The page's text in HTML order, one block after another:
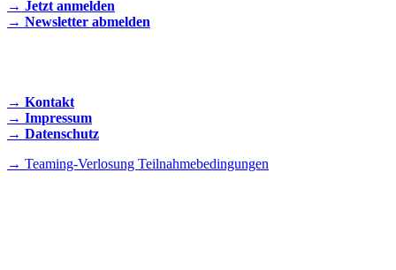
→ Jetzt anmelden
→ Newsletter abmelden
→ Kontakt
→ Impressum
→ Datenschutz
→ Teaming-Verlosung Teilnahmebedingungen